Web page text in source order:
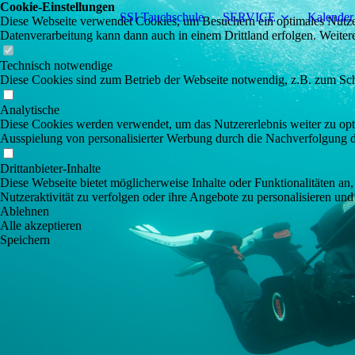
SSI Tauchschule SERVICE
Cookie-Einstellungen
Diese Webseite verwendet Cookies, um Besuchern ein optimales
Datenverarbeitung kann dann auch in einem Drittland erfolgen.
Technisch notwendige
Diese Cookies sind zum Betrieb der Webseite notwendig, z.B. zum
Analytische
Diese Cookies werden verwendet, um das Nutzererlebnis weiter zu
Ausspielung von personalisierter Werbung durch die Nachverfolgung
Drittanbieter-Inhalte
Diese Webseite bietet möglicherweise Inhalte oder Funktionalitäten
Nutzeraktivität zu verfolgen oder ihre Angebote zu personalisieren
Ablehnen
Alle akzeptieren
Speichern